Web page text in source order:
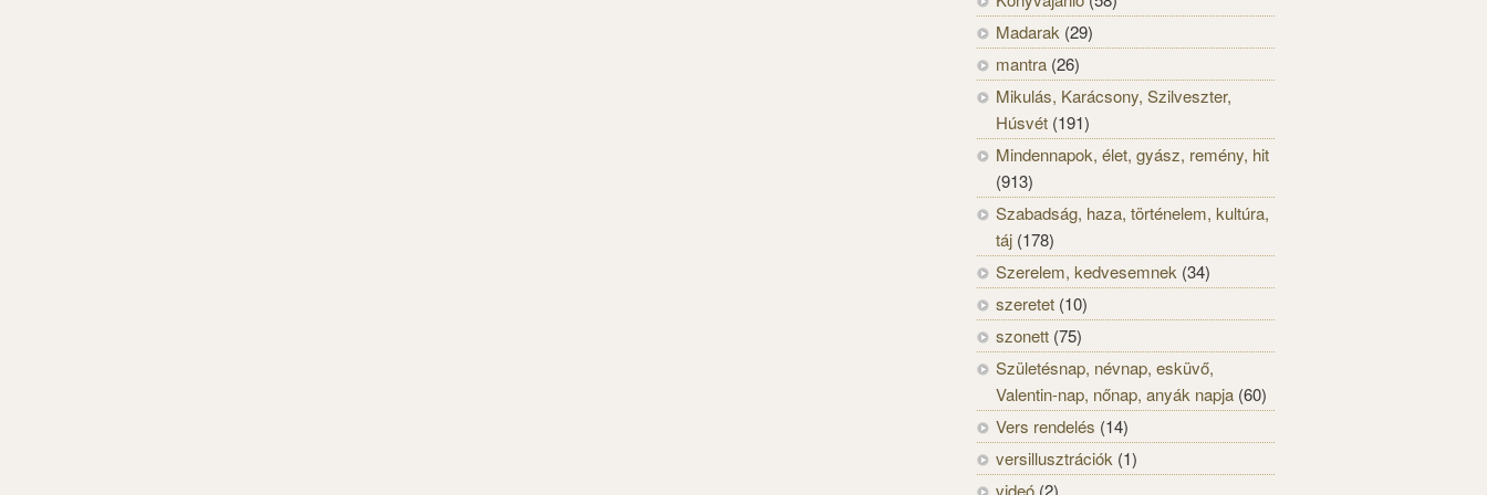
Madarak (29)
mantra (26)
Mikulás, Karácsony, Szilveszter,
Húsvét (191)
Mindennapok, élet, gyász, remény, hit
(913)
Szabadság, haza, történelem, kultúra,
táj (178)
Szerelem, kedvesemnek (34)
szeretet (10)
szonett (75)
Születésnap, névnap, esküvő,
Valentin-nap, nőnap, anyák napja (60)
Vers rendelés (14)
versillusztrációk (1)
videó (2)